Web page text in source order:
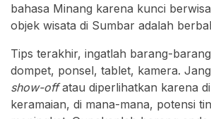
bahasa Minang karena kunci
objek wisata di Sumbar adalah
Tips terakhir, ingatlah barang-
dompet, ponsel, tablet, kamera.
show-offatau diperlihatkan karena
keramaian, di mana-mana, potensi